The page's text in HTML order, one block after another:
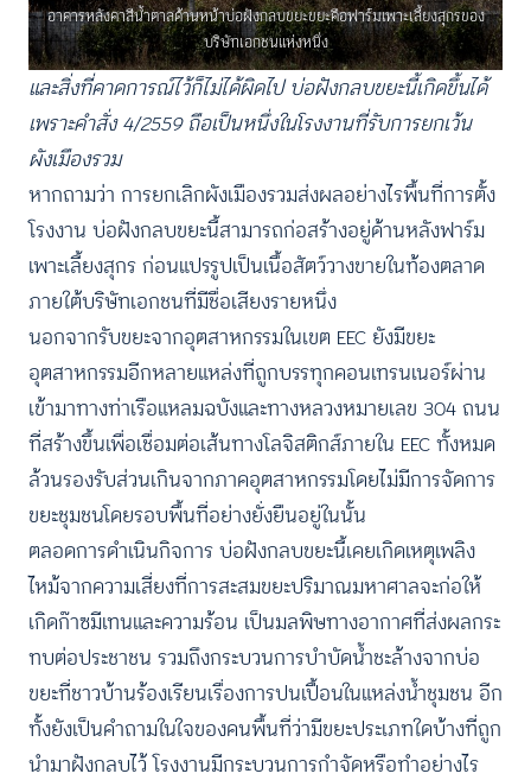
อาคารหลังคาสีน้ำตาลด้านหน้าบ่อฝังกลบขยะขยะคือฟาร์มเพาะเลี้ยงสุกรของ
บริษัทเอกชนแห่งหนึ่ง
และสิ่งที่คาดการณ์ไว้ก็ไม่ได้ผิดไป บ่อฝังกลบขยะนี้เกิดขึ้นได้
เพราะคำสั่ง 4/2559 ถือเป็นหนึ่งในโรงงานที่รับการยกเว้น
ผังเมืองรวม
หากถามว่า การยกเลิกผังเมืองรวมส่งผลอย่างไรพื้นที่การตั้ง
โรงงาน บ่อฝังกลบขยะนี้สามารถก่อสร้างอยู่ด้านหลังฟาร์ม
เพาะเลี้ยงสุกร ก่อนแปรรูปเป็นเนื้อสัตว์วางขายในท้องตลาด
ภายใต้บริษัทเอกชนที่มีชื่อเสียงรายหนึ่ง
นอกจากรับขยะจากอุตสาหกรรมในเขต EEC ยังมีขยะ
อุตสาหกรรมอีกหลายแหล่งที่ถูกบรรทุกคอนเทรนเนอร์ผ่าน
เข้ามาทางท่าเรือแหลมฉบังและทางหลวงหมายเลข 304 ถนน
ที่สร้างขึ้นเพื่อเชื่อมต่อเส้นทางโลจิสติกส์ภายใน EEC ทั้งหมด
ล้วนรองรับส่วนเกินจากภาคอุตสาหกรรมโดยไม่มีการจัดการ
ขยะชุมชนโดยรอบพื้นที่อย่างยั่งยืนอยู่ในนั้น
ตลอดการดำเนินกิจการ บ่อฝังกลบขยะนี้เคยเกิดเหตุเพลิง
ไหม้จากความเสี่ยงที่การสะสมขยะปริมาณมหาศาลจะก่อให้
เกิดก๊าซมีเทนและความร้อน เป็นมลพิษทางอากาศที่ส่งผลกระ
ทบต่อประชาชน รวมถึงกระบวนการบำบัดน้ำชะล้างจากบ่อ
ขยะที่ชาวบ้านร้องเรียนเรื่องการปนเปื้อนในแหล่งน้ำชุมชน อีก
ทั้งยังเป็นคำถามในใจของคนพื้นที่ว่ามีขยะประเภทใดบ้างที่ถูก
นำมาฝังกลบไว้ โรงงานมีกระบวนการกำจัดหรือทำอย่างไร